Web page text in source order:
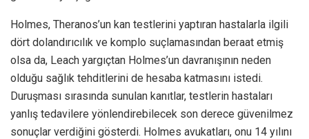
Holmes, Theranos’un kan testlerini yaptıran hastalarla ilgili
dört dolandırıcılık ve komplo suçlamasından beraat etmiş
olsa da, Leach yargıçtan Holmes’un davranışının neden
olduğu sağlık tehditlerini de hesaba katmasını istedi.
Duruşması sırasında sunulan kanıtlar, testlerin hastaları
yanlış tedavilere yönlendirebilecek son derece güvenilmez
sonuçlar verdiğini gösterdi. Holmes avukatları, onu 14 yılını